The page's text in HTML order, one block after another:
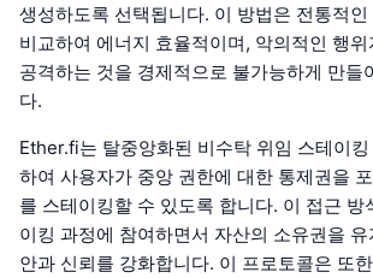
생성하도록 선택됩니다. 이 방법은 전통적
비교하여 에너지 효율적이며, 악의적인 행
공격하는 것을 경제적으로 불가능하게 만들
다.
Ether.fi는 탈중앙화된 비수탁 위임 스테이
하여 사용자가 중앙 권한에 대한 통제권을
를 스테이킹할 수 있도록 합니다. 이 접근 방
이킹 과정에 참여하면서 자산의 소유권을
안과 신뢰를 강화합니다. 이 프로토콜은 또